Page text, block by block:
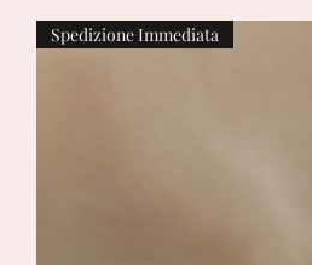
Spedizione Immediata